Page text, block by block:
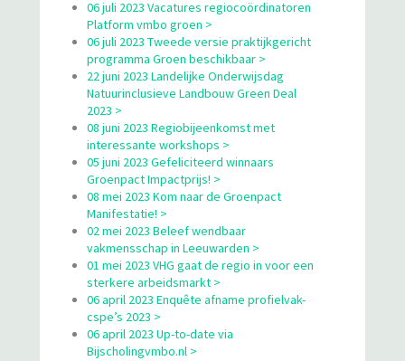
06 juli 2023 Vacatures regiocoördinatoren
Platform vmbo groen >
06 juli 2023 Tweede versie praktijkgericht
programma Groen beschikbaar >
22 juni 2023 Landelijke Onderwijsdag
Natuurinclusieve Landbouw Green Deal
2023 >
08 juni 2023 Regiobijeenkomst met
interessante workshops >
05 juni 2023 Gefeliciteerd winnaars
Groenpact Impactprijs! >
08 mei 2023 Kom naar de Groenpact
Manifestatie! >
02 mei 2023 Beleef wendbaar
vakmensschap in Leeuwarden >
01 mei 2023 VHG gaat de regio in voor een
sterkere arbeidsmarkt >
06 april 2023 Enquête afname profielvak-
cspe’s 2023 >
06 april 2023 Up-to-date via
Bijscholingvmbo.nl >